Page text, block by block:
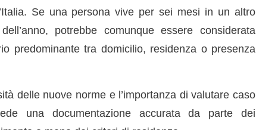
Se una persona vive per sei mesi in un altro
potrebbe comunque essere considerata
predominante tra domicilio, residenza o presenza
delle nuove norme e l’importanza di valutare caso
una documentazione accurata da parte dei